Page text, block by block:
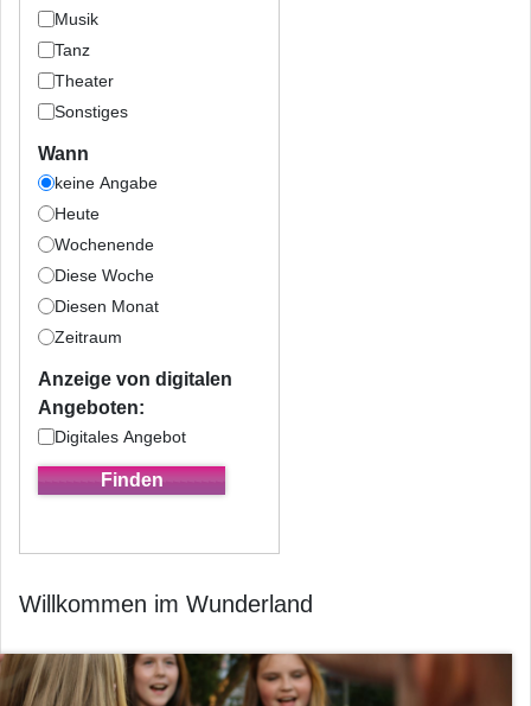
Musik
Tanz
Theater
Sonstiges
Wann
keine Angabe
Heute
Wochenende
Diese Woche
Diesen Monat
Zeitraum
Anzeige von digitalen
Angeboten:
Digitales Angebot
Willkommen im Wunderland